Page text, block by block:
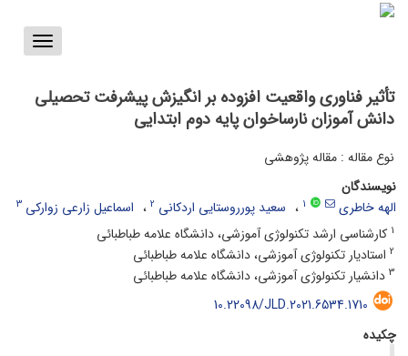
Toggle
تأثیر فناوری واقعیت افزوده بر انگیزش پیشرفت تحصیلی
دانش آموزان نارساخوان پایه دوم ابتدایی
نوع مقاله : مقاله پژوهشی
نویسندگان
الهه خاطری
1 سعید پورروستایی اردکانی 2 اسماعیل زارعی زوارکی 3
1 کارشناسی ارشد تکنولوژی آموزشی، دانشگاه علامه طباطبائی
2 استادیار تکنولوژی آموزشی، دانشگاه علامه طباطبائی
3 دانشیار تکنولوژی آموزشی، دانشگاه علامه طباطبائی
10.22098/JLD.2021.6534.1710
چکیده